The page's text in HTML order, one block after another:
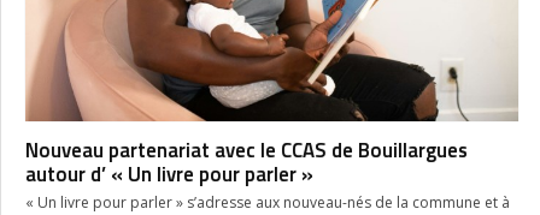
Nouveau partenariat avec le CCAS de Bouillargues
autour d’ « Un livre pour parler »
« Un livre pour parler » s’adresse aux nouveau-nés de la commune et à